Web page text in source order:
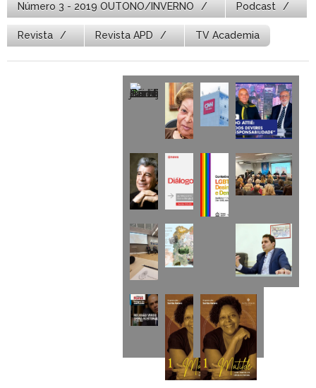
Número 3 - 2019 OUTONO/INVERNO Podcast
Revista Revista APD TV Academia